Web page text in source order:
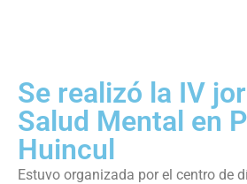
Se realizó la IV
Salud Mental en
Huincul
Estuvo organizada por el centro de